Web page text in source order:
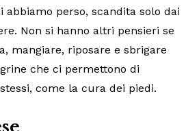
perso, scandita solo dai
Non si hanno altri pensieri se
mangiare, riposare e sbrigare
che ci permettono di
come la cura dei piedi.